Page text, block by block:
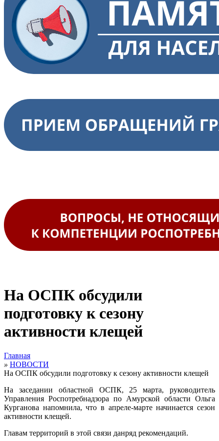
На ОСПК обсудили
подготовку к сезону
активности клещей
Главная
» НОВОСТИ
На ОСПК обсудили подготовку к сезону активности клещей
На заседании областной ОСПК, 25 марта, руководитель
Управления Роспотребнадзора по Амурской области Ольга
Курганова напомнила, что в апреле-марте начинается сезон
активности клещей.
Главам территорий в этой связи данряд рекомендаций.